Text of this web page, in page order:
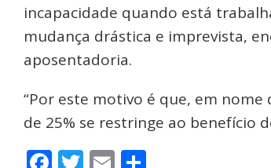
incapacidade quando está
mudança drástica e imprevista,
aposentadoria.
“Por este motivo é que, em
de 25% se restringe ao benefício